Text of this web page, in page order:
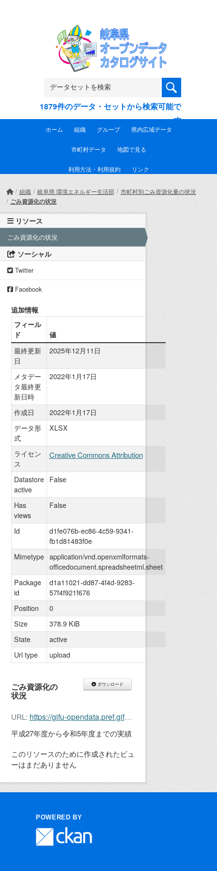
1879件のデータ・セットから検索可能で
す
ホーム 組織 グループ 県内広域データ
市町村データ 地図で見る
利用方法・利用規約 リンク
組織 岐阜県 環境エネルギー生活部 市町村別ごみ資源化量の状況
ごみ資源化の状況
ダウンロード
ごみ資源化の
状況
URL: https://gifu-opendata.pref.gifu.lg.jp/dataset/d1a11021-dd87-4f4d-9283-57f4f921f676/resource/d1fe076b-ec86-4c59-9341-fb1d81483f0e/download/c11225-005.xlsx
平成27年度から令和5年度までの実績
このリソースのために作成されたビュ
ーはまだありません
リソース
ごみ資源化の状況
ソーシャル
Twitter
Facebook
追加情報
フィール
ド
値
最終更新
日
2025年12月11日
メタデー
タ最終更
新日時
2022年1月17日
作成日
2022年1月17日
データ形
式
XLSX
ライセン
ス
Creative Commons Attribution
Datastore
active
False
Has
views
False
Id
d1fe076b-ec86-4c59-9341-
fb1d81483f0e
Mimetype application/vnd.openxmlformats-
officedocument.spreadsheetml.sheet
Package
id
d1a11021-dd87-4f4d-9283-
57f4f921f676
Position
0
Size
378.9 KiB
State
active
Url type
upload
POWERED BY